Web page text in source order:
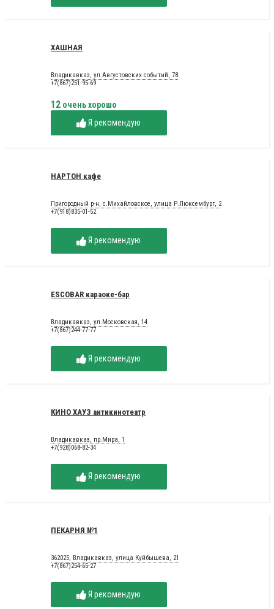
ХАШНАЯ
Владикавказ, ул.Августовских событий, 78
+7(867)251-95-69
12 очень хорошо
Я рекомендую
НАРТОН кафе
Пригородный р-н, с.Михайловское, улица Р.Люксембург, 2
+7(918)835-01-52
Я рекомендую
ESCOBAR караоке-бар
Владикавказ, ул.Московская, 14
+7(867)244-77-77
Я рекомендую
КИНО ХАУЗ антикинотеатр
Владикавказ, пр.Мира, 1
+7(928)068-82-34
Я рекомендую
ПЕКАРНЯ №1
362025, Владикавказ, улица Куйбышева, 21
+7(867)254-65-27
Я рекомендую